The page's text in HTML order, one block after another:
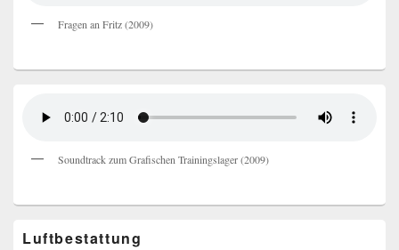
Fragen an Fritz (2009)
Soundtrack zum Grafischen Trainingslager (2009)
Luftbestattung